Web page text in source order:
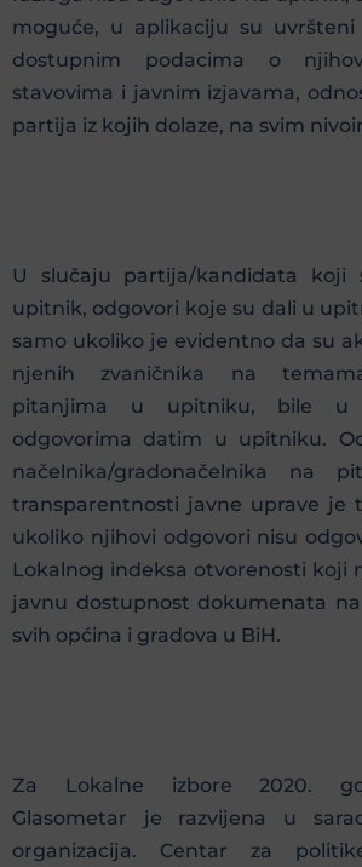
moguće, u aplikaciju su uvršteni
dostupnim podacima o
stavovima i javnim izjavama,
partija iz kojih dolaze, na svim
U slučaju partija/kandidata koji
upitnik, odgovori koje su dali u
samo ukoliko je evidentno da su
njenih zvaničnika na
pitanjima u upitniku, bile u
odgovorima datim u upitniku.
načelnika/gradonačelnika na
transparentnosti javne uprave je
ukoliko njihovi odgovori nisu
Lokalnog indeksa otvorenosti koji
javnu dostupnost dokumenata
svih općina i gradova u BiH.
Za Lokalne izbore 2020.
Glasometar je razvijena u
organizacija. Centar za